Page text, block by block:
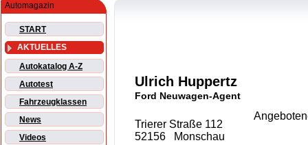
Automagazin
START
AKTUELLES
Autokatalog A-Z
Autotest
Fahrzeugklassen
News
Videos
Ulrich Huppertz
Ford Neuwagen-Agent
Trierer Straße 112
52156 Monschau